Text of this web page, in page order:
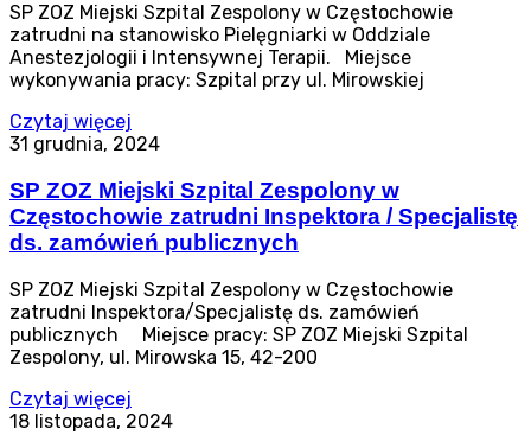
SP ZOZ Miejski Szpital Zespolony w Częstochowie
zatrudni na stanowisko Pielęgniarki w Oddziale
Anestezjologii i Intensywnej Terapii. Miejsce
wykonywania pracy: Szpital przy ul. Mirowskiej
Czytaj więcej
31 grudnia, 2024
SP ZOZ Miejski Szpital Zespolony w
Częstochowie zatrudni Inspektora / Specjalistę
ds. zamówień publicznych
SP ZOZ Miejski Szpital Zespolony w Częstochowie
zatrudni Inspektora/Specjalistę ds. zamówień
publicznych Miejsce pracy: SP ZOZ Miejski Szpital
Zespolony, ul. Mirowska 15, 42-200
Czytaj więcej
18 listopada, 2024